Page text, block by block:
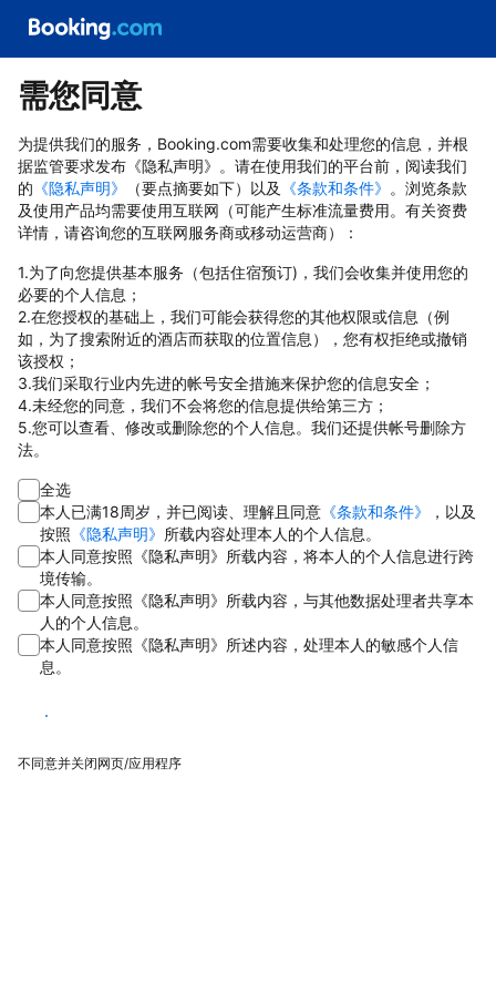
需您同意
为提供我们的服务，Booking.com需要收集和处理您的信息，并根
据监管要求发布《隐私声明》。请在使用我们的平台前，阅读我们
的 《隐私声明》 （要点摘要如下）以及 《条款和条件》 。浏览条款
及使用产品均需要使用互联网（可能产生标准流量费用。有关资费
详情，请咨询您的互联网服务商或移动运营商）：
1.为了向您提供基本服务（包括住宿预订)，我们会收集并使用您的
必要的个人信息；
2.在您授权的基础上，我们可能会获得您的其他权限或信息（例
如，为了搜索附近的酒店而获取的位置信息），您有权拒绝或撤销
该授权；
3.我们采取行业内先进的帐号安全措施来保护您的信息安全；
4.未经您的同意，我们不会将您的信息提供给第三方；
5.您可以查看、修改或删除您的个人信息。我们还提供帐号删除方
法。
全选
本人已满18周岁，并已阅读、理解且同意 《条款和条件》
，以及
按照 《隐私声明》 所载内容处理本人的个人信息。
本人同意按照《隐私声明》所载内容，将本人的个人信息进行跨
境传输。
本人同意按照《隐私声明》所载内容，与其他数据处理者共享本
人的个人信息。
本人同意按照《隐私声明》所述内容，处理本人的敏感个人信
息。
同意
不同意并关闭网页/应用程序